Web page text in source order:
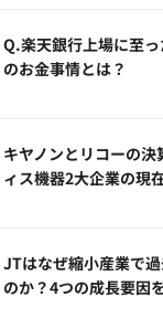
Q.楽天銀行上場に至
のお金事情とは？
キヤノンとリコーの
ィス機器2大企業の現
JTはなぜ縮小産業で
のか？4つの成長要因